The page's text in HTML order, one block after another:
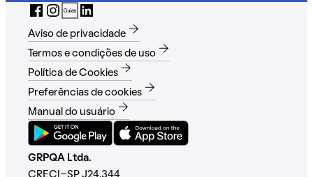
Aviso de privacidade
Termos e condições de uso
Política de Cookies
Preferências de cookies
Manual do usuário
GRPQA Ltda.